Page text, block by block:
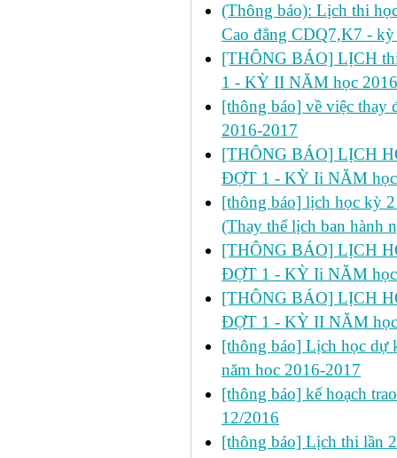
(Thông báo): Lịch thi
Cao đẳng CDQ7,K7 -
[THÔNG BÁO] LỊCH
1 - KỲ II NĂM học
[thông báo] về việc thay
2016-2017
[THÔNG BÁO] LỊCH
ĐỢT 1 - KỲ Ii NĂM
[thông báo] lịch học kỳ
(Thay thế lịch ban hành
[THÔNG BÁO] LỊCH
ĐỢT 1 - KỲ Ii NĂM
[THÔNG BÁO] LỊCH
ĐỢT 1 - KỲ II NĂM
[thông báo] Lịch học dự
năm hoc 2016-2017
[thông báo] kế hoạch
12/2016
[thông báo] Lịch thi lần